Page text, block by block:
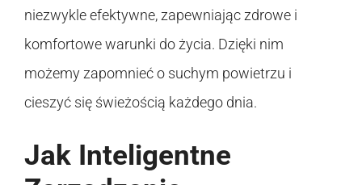
niezwykle efektywne, zapewniając zdrowe i
komfortowe warunki do życia. Dzięki nim
możemy zapomnieć o suchym powietrzu i
cieszyć się świeżością każdego dnia.
Jak Inteligentne